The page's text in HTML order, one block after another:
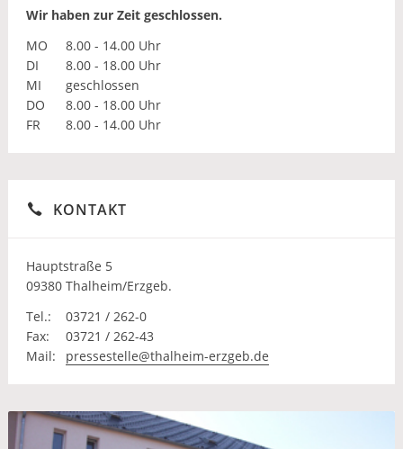
Wir haben zur Zeit geschlossen.
MO
8.00 - 14.00 Uhr
DI
8.00 - 18.00 Uhr
MI
geschlossen
DO
8.00 - 18.00 Uhr
FR
8.00 - 14.00 Uhr
KONTAKT
Hauptstraße 5
09380 Thalheim/Erzgeb.
Tel.:
03721 / 262-0
Fax:
03721 / 262-43
Mail:
pressestelle@thalheim-erzgeb.de